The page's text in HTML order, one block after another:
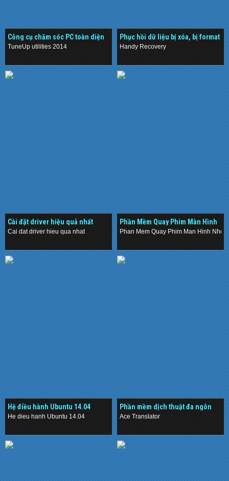
Công cụ chăm sóc PC toàn diện
TuneUp utilities 2014
Phục hồi dữ liệu bị xóa, bị format
cực nhanh & hiệu quả
Handy Recovery
Cài đặt driver hiệu quả nhất
Cai dat driver hieu qua nhat
Phần Mềm Quay Phim Màn Hình
Nhỏ Gọn
Phan Mem Quay Phim Man Hinh Nho
Hệ điều hành Ubuntu 14.04
He dieu hanh Ubuntu 14.04
Phần mềm dịch thuật đa ngôn
ngữ
Ace Translator